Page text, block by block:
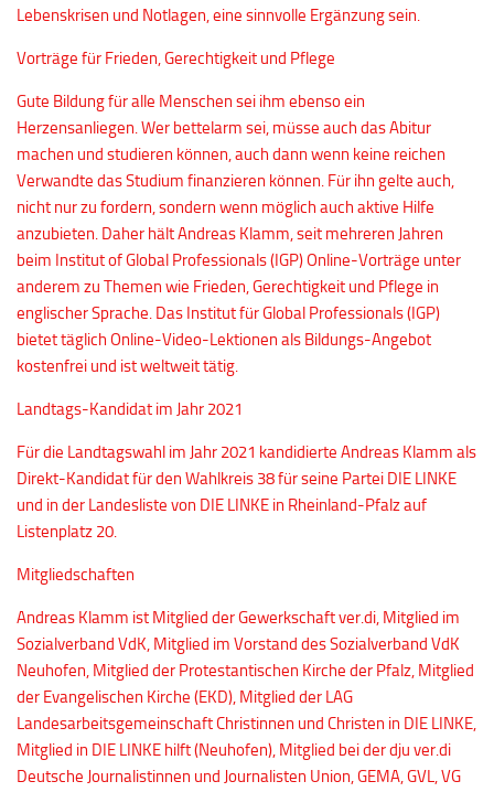
Lebenskrisen und Notlagen, eine sinnvolle Ergänzung sein.
Vorträge für Frieden, Gerechtigkeit und Pflege
Gute Bildung für alle Menschen sei ihm ebenso ein
Herzensanliegen. Wer bettelarm sei, müsse auch das Abitur
machen und studieren können, auch dann wenn keine reichen
Verwandte das Studium finanzieren können. Für ihn gelte auch,
nicht nur zu fordern, sondern wenn möglich auch aktive Hilfe
anzubieten. Daher hält Andreas Klamm, seit mehreren Jahren
beim Institut of Global Professionals (IGP) Online-Vorträge unter
anderem zu Themen wie Frieden, Gerechtigkeit und Pflege in
englischer Sprache. Das Institut für Global Professionals (IGP)
bietet täglich Online-Video-Lektionen als Bildungs-Angebot
kostenfrei und ist weltweit tätig.
Landtags-Kandidat im Jahr 2021
Für die Landtagswahl im Jahr 2021 kandidierte Andreas Klamm als
Direkt-Kandidat für den Wahlkreis 38 für seine Partei DIE LINKE
und in der Landesliste von DIE LINKE in Rheinland-Pfalz auf
Listenplatz 20.
Mitgliedschaften
Andreas Klamm ist Mitglied der Gewerkschaft ver.di, Mitglied im
Sozialverband VdK, Mitglied im Vorstand des Sozialverband VdK
Neuhofen, Mitglied der Protestantischen Kirche der Pfalz, Mitglied
der Evangelischen Kirche (EKD), Mitglied der LAG
Landesarbeitsgemeinschaft Christinnen und Christen in DIE LINKE,
Mitglied in DIE LINKE hilft (Neuhofen), Mitglied bei der dju ver.di
Deutsche Journalistinnen und Journalisten Union, GEMA, GVL, VG